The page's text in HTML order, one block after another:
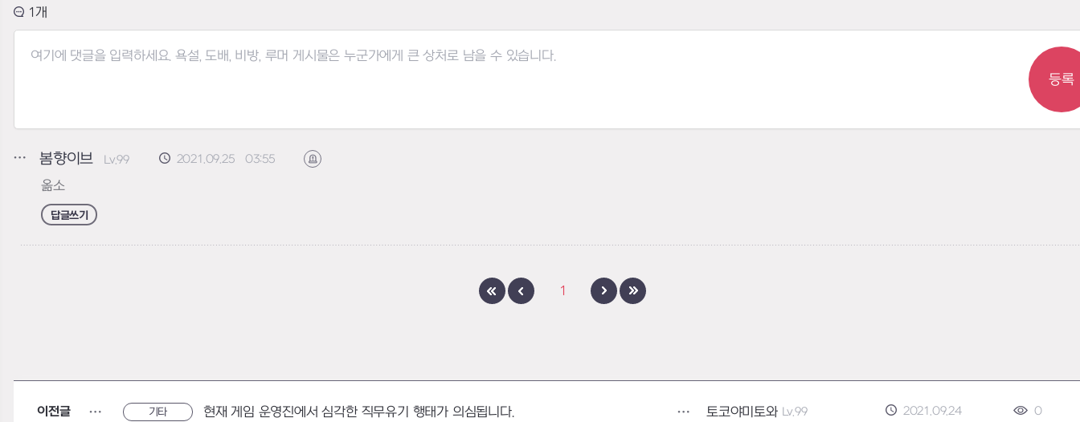
1
등록
봄향이브 Lv.99 2021.09.25 03:55 신고하기
옮소
답글쓰기
1
이전글 기타 현재 게임 운영진에서 심각한 직무유기 행태가 의심됩니다. 토코야미토와 Lv.99 2021.09.24 0